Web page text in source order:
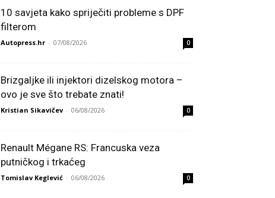
10 savjeta kako spriječiti probleme s DPF
filterom
Autopress.hr - 07/08/2026 0
Brizgaljke ili injektori dizelskog motora –
ovo je sve što trebate znati!
Kristian Sikavičev - 06/08/2026 0
Renault Mégane RS: Francuska veza
putničkog i trkaćeg
Tomislav Keglević - 06/08/2026 0